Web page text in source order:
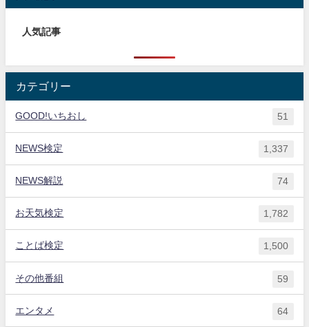
人気記事
カテゴリー
GOOD!いちおし 51
NEWS検定 1,337
NEWS解説 74
お天気検定 1,782
ことば検定 1,500
その他番組 59
エンタメ 64